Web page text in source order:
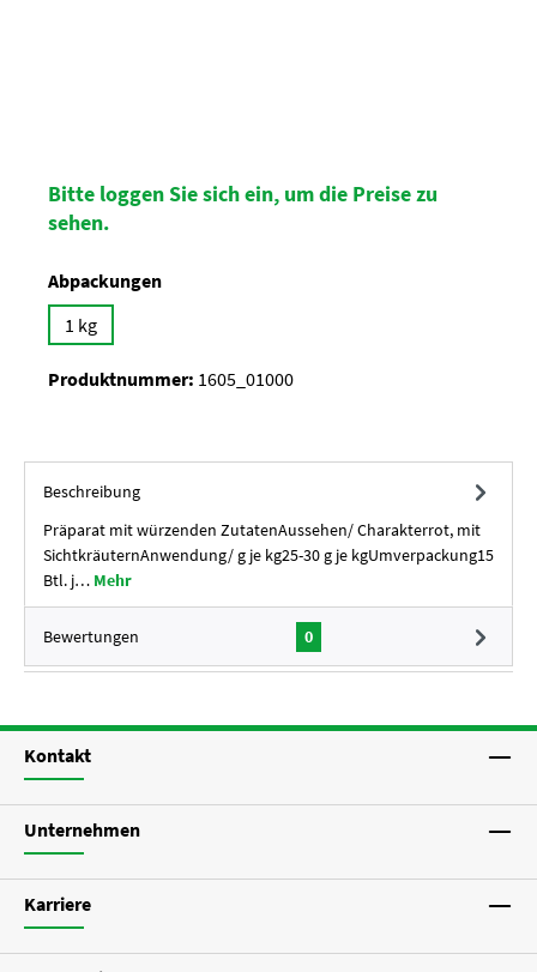
Bitte loggen Sie sich ein, um die Preise zu
sehen.
Abpackungenauswählen
1 kg
Produktnummer: 1605_01000
Beschreibung
Präparat mit würzenden ZutatenAussehen/ Charakterrot, mit
SichtkräuternAnwendung/ g je kg25-30 g je kgUmverpackung15
Btl. j… Mehr
Bewertungen 0
Kontakt
Unternehmen
Karriere